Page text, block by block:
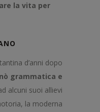
la vita per
d’anni dopo
grammatica e
alcuni suoi allievi
la moderna